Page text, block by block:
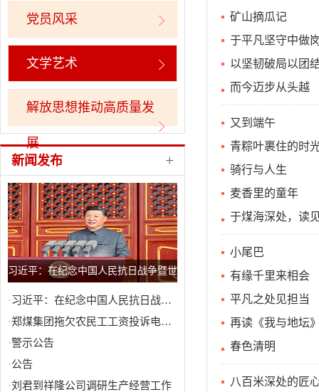
党员风采
文学艺术
解放思想推动高质量发
展
新闻发布
+
习近平：在纪念中国人民抗日战争暨世
界反法西斯战争胜利80周年大会上的讲
话
·习近平：在纪念中国人民抗日战…
·郑煤集团拖欠农民工工资投诉电…
·警示公告
·公告
·刘君到祥隆公司调研生产经营工作
矿山摘瓜记
于平凡坚守中做
以坚韧破局以团
而今迈步从头越
又到端午
青粽叶裹住的时
骑行与人生
麦香里的童年
于煤海深处，读
小尾巴
有缘千里来相会
平凡之处见担当
再读《我与地坛
春色清明
八百米深处的匠